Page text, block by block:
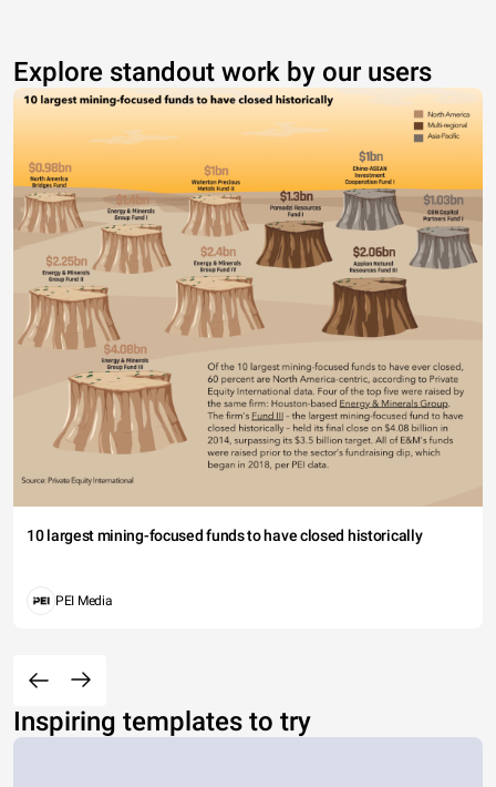
Explore standout work by our users
10 largest mining-focused funds to have closed historically
PEI Media
Inspiring templates to try